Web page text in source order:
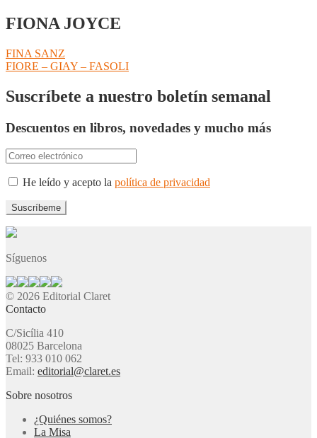
FIONA JOYCE
Navegación
de
entradas
Anterior:
FINA SANZ
Siguiente:
FIORE – GIAY – FASOLI
Suscríbete a nuestro boletín semanal
Descuentos en libros, novedades y mucho más
He leído y acepto la política de privacidad
Síguenos
© 2026 Editorial Claret
Contacto
C/Sicília 410
08025 Barcelona
Tel: 933 010 062
Email: editorial@claret.es
Sobre nosotros
¿Quiénes somos?
La Misa